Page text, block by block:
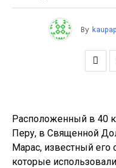
By
Расположенный в 40
Перу, в Священной
Марас, известный
которые